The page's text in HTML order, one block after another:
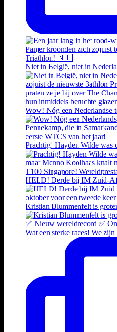
Niet in België, niet in
Wow! Nóg een Nederlandse
Prachtig! Hayden Wilde was
HELD! Derde bij IM Zuid-
Kristian Blummenfelt is
Wat een sterke races! We